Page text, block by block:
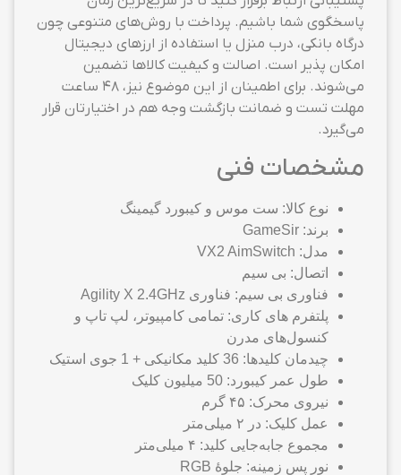
پاسخگوی شما باشیم. پرداخت با روش‌های متنوعی چون
درگاه بانکی، درب منزل یا استفاده از ارزهای دیجیتال
امکان پذیر است. اصالت و کیفیت کالاها تضمین
می‌شوند. برای اطمینان از این موضوع نیز، ۴۸ ساعت
مهلت تست و ضمانت بازگشت وجه هم در اختیارتان قرار
می‌گیرد.
مشخصات فنی
نوع کالا: ست موس و کیبورد گیمینگ
برند: GameSir
مدل: VX2 AimSwitch
اتصال: بی سیم
فناوری بی سیم: فناوری Agility X 2.4GHz
پلتفرم های کاری: تمامی کامپیوتر، لپ تاپ و
کنسول‌های مدرن
چیدمان کلیدها: 36 کلید مکانیکی + 1 جوی استیک
طول عمر کیبورد: 50 میلیون کلیک
نیروی محرک: ۴۵ گرم
عمل کلیک: در ۲ میلی‌متر
مجموع جابه‌جایی کلید: ۴ میلی‌متر
نور پس زمینه: جلوهٔ RGB